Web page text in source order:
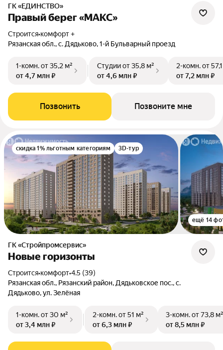
ГК «ЕДИНСТВО»
Правый берег «МАКС»
Строится•комфорт +
Рязанская обл., с. Дядьково, 1-й Бульварный проезд
1-комн.от 35,2 м²
от 4,7 млн ₽
Студииот 35,8 м²
от 4,6 млн ₽
2-комн.от
от 7,2 млн ₽
Позвонить Позвоните мне
скидка 1% льготным категориям 3D-тур
ещё 14
ГК «Стройпромсервис»
Новые горизонты
Строится•комфорт•4.5 (39)
Рязанская обл., Рязанский район, Дядьковское пос., с.
Дядьково, ул. Зелёная
1-комн.от 30 м²
от 3,4 млн ₽
2-комн.от 51 м²
от 6,3 млн ₽
3-комн.от 73,8 м²
от 8,5 млн ₽